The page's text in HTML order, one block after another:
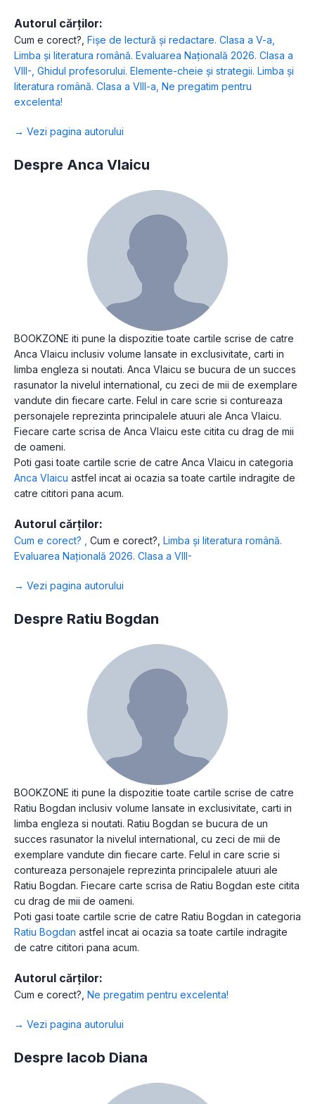
Autorul cărților:
Cum e corect? Fișe de lectură și redactare. Clasa a V-a
Limba și literatura română. Evaluarea Națională 2026. Clasa a
VIII- Ghidul profesorului. Elemente-cheie și strategii. Limba și
literatura română. Clasa a VIII-a Ne pregatim pentru
excelenta!
→ Vezi pagina autorului
Despre Anca Vlaicu
BOOKZONE iti pune la dispozitie toate cartile scrise de catre
Anca Vlaicu inclusiv volume lansate in exclusivitate, carti in
limba engleza si noutati. Anca Vlaicu se bucura de un succes
rasunator la nivelul international, cu zeci de mii de exemplare
vandute din fiecare carte. Felul in care scrie si contureaza
personajele reprezinta principalele atuuri ale Anca Vlaicu.
Fiecare carte scrisa de Anca Vlaicu este citita cu drag de mii
de oameni.
Poti gasi toate cartile scrie de catre Anca Vlaicu in categoria
Anca Vlaicu astfel incat ai ocazia sa toate cartile indragite de
catre cititori pana acum.
Autorul cărților:
Cum e corect? Cum e corect? Limba și literatura română.
Evaluarea Națională 2026. Clasa a VIII-
→ Vezi pagina autorului
Despre Ratiu Bogdan
BOOKZONE iti pune la dispozitie toate cartile scrise de catre
Ratiu Bogdan inclusiv volume lansate in exclusivitate, carti in
limba engleza si noutati. Ratiu Bogdan se bucura de un
succes rasunator la nivelul international, cu zeci de mii de
exemplare vandute din fiecare carte. Felul in care scrie si
contureaza personajele reprezinta principalele atuuri ale
Ratiu Bogdan. Fiecare carte scrisa de Ratiu Bogdan este citita
cu drag de mii de oameni.
Poti gasi toate cartile scrie de catre Ratiu Bogdan in categoria
Ratiu Bogdan astfel incat ai ocazia sa toate cartile indragite
de catre cititori pana acum.
Autorul cărților:
Cum e corect? Ne pregatim pentru excelenta!
→ Vezi pagina autorului
Despre Iacob Diana